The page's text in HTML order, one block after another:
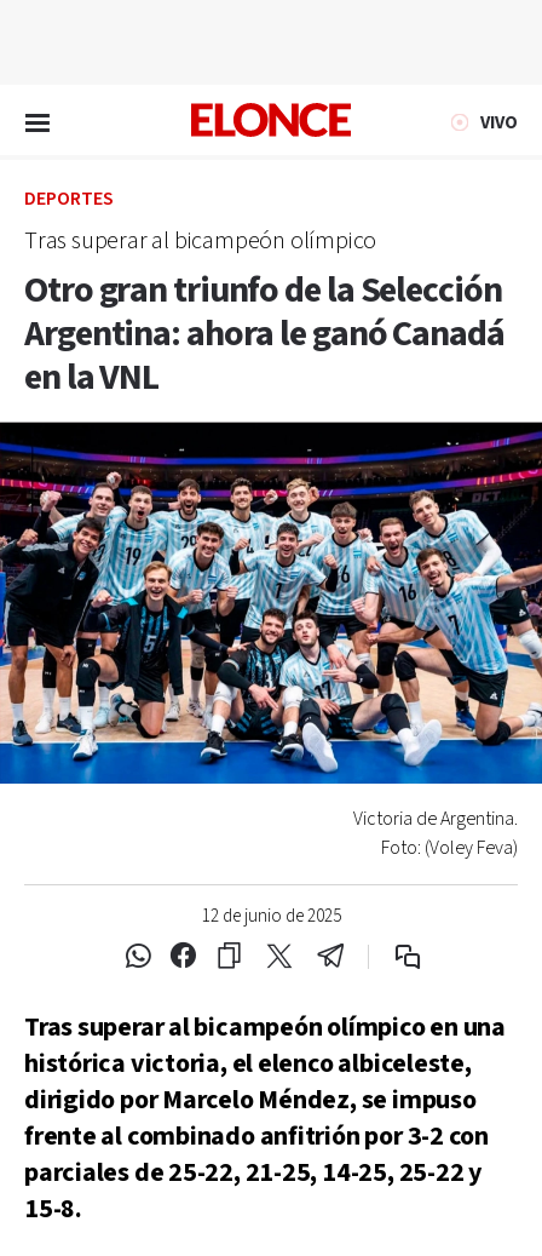
VIVO
DEPORTES
Tras superar al bicampeón olímpico
Otro gran triunfo de la Selección
Argentina: ahora le ganó Canadá
en la VNL
12 de junio de 2025
Victoria de Argentina.
Foto: (Voley Feva)
Tras superar al bicampeón olímpico en una
histórica victoria, el elenco albiceleste,
dirigido por Marcelo Méndez, se impuso
frente al combinado anfitrión por 3-2 con
parciales de 25-22, 21-25, 14-25, 25-22 y
15-8.